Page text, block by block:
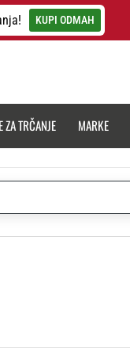
KUPI ODMAH
ZA TRČANJE MARKE